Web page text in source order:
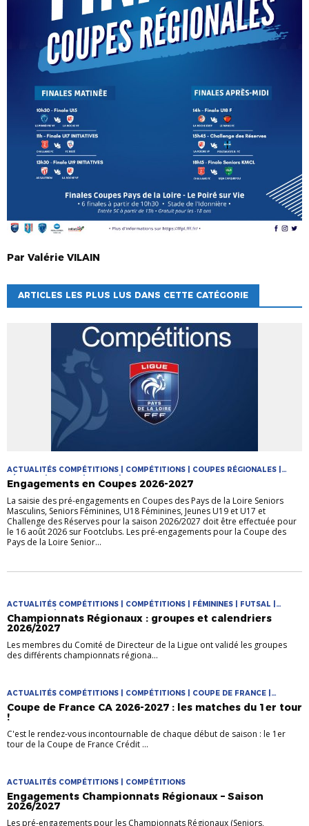
Par Valérie VILAIN
ARTICLES LES PLUS LUS DANS CETTE CATÉGORIE
ACTUALITÉS COMPÉTITIONS | COMPÉTITIONS | COUPES RÉGIONALES |
FÉMININE | FUTSAL | JEUNES | MASCULIN
Engagements en Coupes 2026-2027
La saisie des pré-engagements en Coupes des Pays de la Loire Seniors
Masculins, Seniors Féminines, U18 Féminines, Jeunes U19 et U17 et
Challenge des Réserves pour la saison 2026/2027 doit être effectuée pour
le 16 août 2026 sur Footclubs. Les pré-engagements pour la Coupe des
Pays de la Loire Senior...
ACTUALITÉS COMPÉTITIONS | COMPÉTITIONS | FÉMININES | FUTSAL |
PRATIQUES | PRATIQUES JEUNES
Championnats Régionaux : groupes et calendriers
2026/2027
Les membres du Comité de Directeur de la Ligue ont validé les groupes
des différents championnats régiona...
ACTUALITÉS COMPÉTITIONS | COMPÉTITIONS | COUPE DE FRANCE |
COUPES NATIONALES
Coupe de France CA 2026-2027 : les matches du 1er tour
!
C'est le rendez-vous incontournable de chaque début de saison : le 1er
tour de la Coupe de France Crédit ...
ACTUALITÉS COMPÉTITIONS | COMPÉTITIONS
Engagements Championnats Régionaux – Saison
2026/2027
Les pré-engagements pour les Championnats Régionaux (Seniors,